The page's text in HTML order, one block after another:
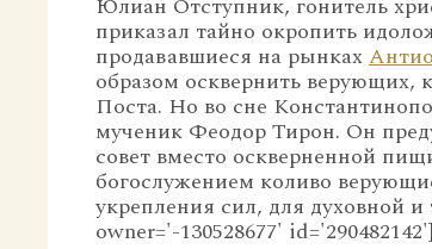
Юлиан Отступник, гонитель
приказал тайно окропить
продававшиеся на рынках
образом осквернить верующих,
Поста. Но во сне
мученик Феодор Тирон. Он
совет вместо оскверненной
богослужением коливо
укрепления сил, для духовной
owner='-130528677'